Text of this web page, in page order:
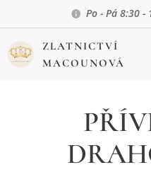
Po - Pá 8:30 -
ZLATNICTVÍ
MACOUNOVÁ